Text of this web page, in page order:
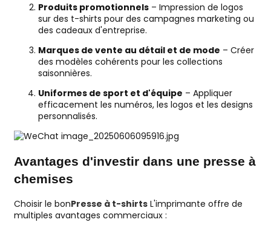
Produits promotionnels– Impression de logos
sur des t-shirts pour des campagnes marketing ou
des cadeaux d'entreprise.
Marques de vente au détail et de mode – Créer
des modèles cohérents pour les collections
saisonnières.
Uniformes de sport et d'équipe – Appliquer
efficacement les numéros, les logos et les designs
personnalisés.
Avantages d'investir dans une presse à
chemises
Choisir le bonPresse à t-shirtsL'imprimante offre de
multiples avantages commerciaux :